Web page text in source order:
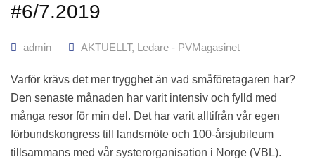
#6/7.2019
admin AKTUELLT, Ledare - PVMagasinet
Varför krävs det mer trygghet än vad småföretagaren har?
Den senaste månaden har varit intensiv och fylld med
många resor för min del. Det har varit alltifrån vår egen
förbundskongress till landsmöte och 100-årsjubileum
tillsammans med vår systerorganisation i Norge (VBL).